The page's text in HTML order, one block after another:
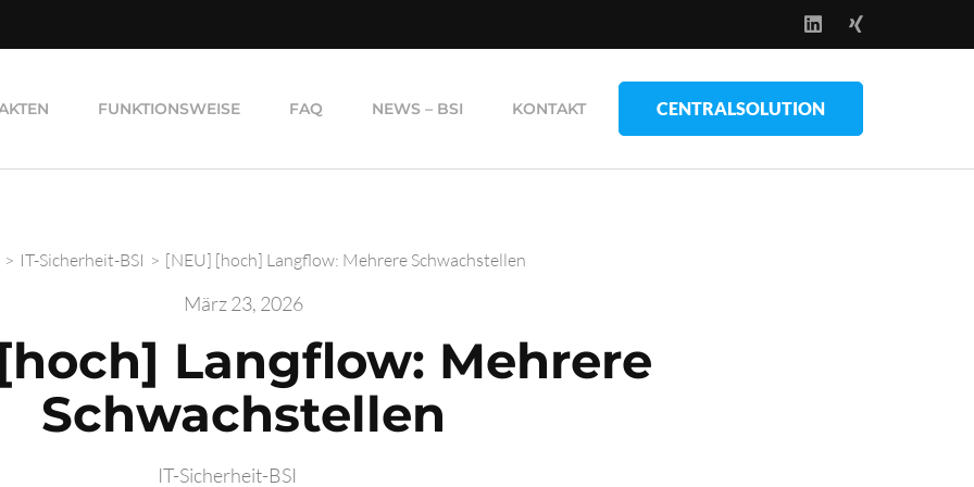
FUNKTIONSWEISE FAQ NEWS – BSI KONTAKT CENTRALSOLUTION
> IT-Sicherheit-BSI > [NEU] [hoch] Langflow: Mehrere Schwachstellen
März 23, 2026
Langflow: Mehrere
Schwachstellen
IT-Sicherheit-BSI